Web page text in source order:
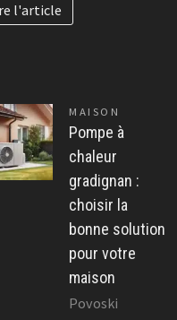
l'article
MAISON
Pompe à
chaleur
gradignan :
choisir la
bonne solution
pour votre
maison
Povoski